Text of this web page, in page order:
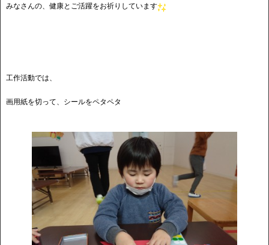
みなさんの、健康とご活躍をお祈りしています
工作活動では、
画用紙を切って、シールをペタペタ